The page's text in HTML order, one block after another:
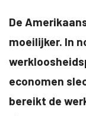
De
moeilijker. In
economen
bereikt de